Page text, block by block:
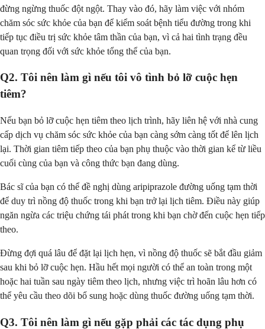
đừng ngừng thuốc đột ngột. Thay vào đó, hãy làm việc với nhóm
chăm sóc sức khỏe của bạn để kiểm soát bệnh tiểu đường trong khi
tiếp tục điều trị sức khỏe tâm thần của bạn, vì cả hai tình trạng đều
quan trọng đối với sức khỏe tổng thể của bạn.
Q2. Tôi nên làm gì nếu tôi vô tình bỏ lỡ cuộc hẹn
tiêm?
Nếu bạn bỏ lỡ cuộc hẹn tiêm theo lịch trình, hãy liên hệ với nhà cung
cấp dịch vụ chăm sóc sức khỏe của bạn càng sớm càng tốt để lên lịch
lại. Thời gian tiêm tiếp theo của bạn phụ thuộc vào thời gian kể từ liều
cuối cùng của bạn và công thức bạn đang dùng.
Bác sĩ của bạn có thể đề nghị dùng aripiprazole đường uống tạm thời
để duy trì nồng độ thuốc trong khi bạn trở lại lịch tiêm. Điều này giúp
ngăn ngừa các triệu chứng tái phát trong khi bạn chờ đến cuộc hẹn tiếp
theo.
Đừng đợi quá lâu để đặt lại lịch hẹn, vì nồng độ thuốc sẽ bắt đầu giảm
sau khi bỏ lỡ cuộc hẹn. Hầu hết mọi người có thể an toàn trong một
hoặc hai tuần sau ngày tiêm theo lịch, nhưng việc trì hoãn lâu hơn có
thể yêu cầu theo dõi bổ sung hoặc dùng thuốc đường uống tạm thời.
Q3. Tôi nên làm gì nếu gặp phải các tác dụng phụ